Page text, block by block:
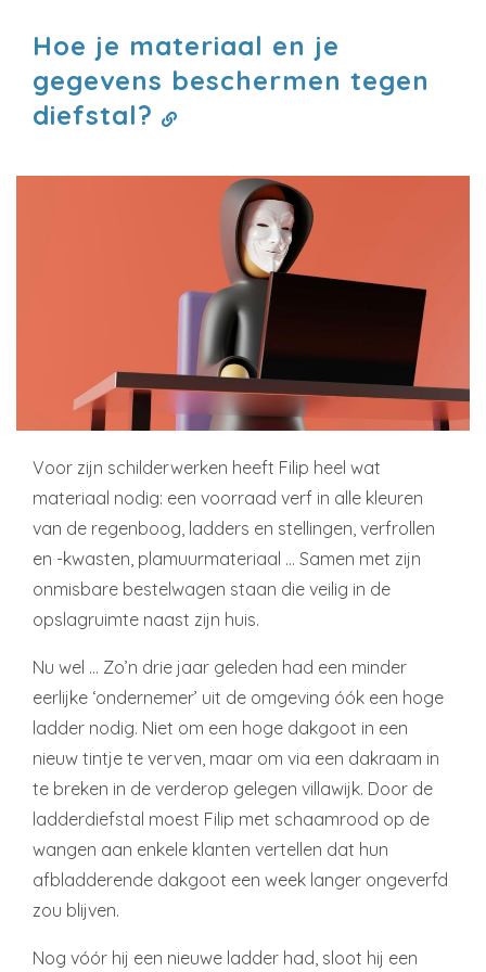
Hoe je materiaal en je
gegevens beschermen tegen
diefstal?
Voor zijn schilderwerken heeft Filip heel wat
materiaal nodig: een voorraad verf in alle kleuren
van de regenboog, ladders en stellingen, verfrollen
en -kwasten, plamuurmateriaal … Samen met zijn
onmisbare bestelwagen staan die veilig in de
opslagruimte naast zijn huis.
Nu wel … Zo’n drie jaar geleden had een minder
eerlijke ‘ondernemer’ uit de omgeving óók een hoge
ladder nodig. Niet om een hoge dakgoot in een
nieuw tintje te verven, maar om via een dakraam in
te breken in de verderop gelegen villawijk. Door de
ladderdiefstal moest Filip met schaamrood op de
wangen aan enkele klanten vertellen dat hun
afbladderende dakgoot een week langer ongeverfd
zou blijven.
Nog vóór hij een nieuwe ladder had, sloot hij een